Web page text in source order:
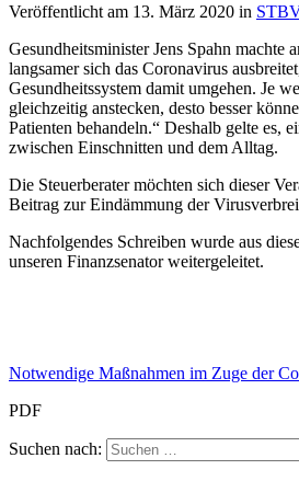
Veröffentlicht am 13. März 2020 in
Gesundheitsminister Jens Spahn machte
langsamer sich das Coronavirus
Gesundheitssystem damit umgehen. Je
gleichzeitig anstecken, desto besser
Patienten behandeln.“ Deshalb gelte es,
zwischen Einschnitten und dem Alltag.
Die Steuerberater möchten sich dieser
Beitrag zur Eindämmung der
Nachfolgendes Schreiben wurde aus
unseren Finanzsenator weitergeleitet.
Notwendige Maßnahmen im Zuge der
PDF
Suchen nach: